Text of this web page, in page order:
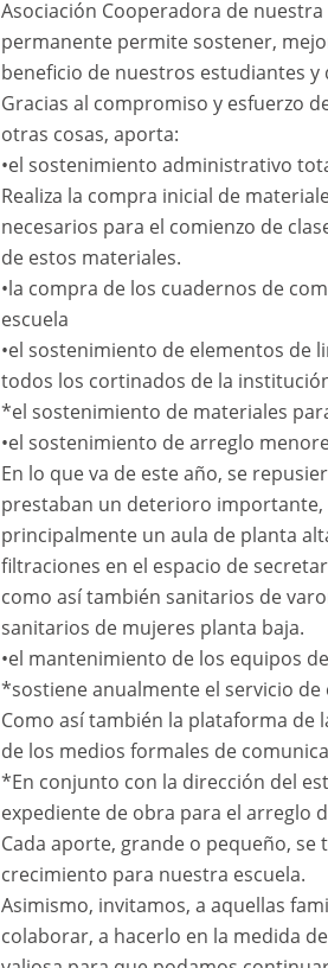
Asociación Cooperadora de
permanente permite sostener,
beneficio de nuestros estudiantes
Gracias al compromiso y esfuerzo
otras cosas, aporta:
•el sostenimiento administrativo
Realiza la compra inicial de
necesarios para el comienzo de
de estos materiales.
•la compra de los cuadernos de
escuela
•el sostenimiento de elementos de
todos los cortinados de la
*el sostenimiento de materiales
•el sostenimiento de arreglo
En lo que va de este año, se
prestaban un deterioro importante,
principalmente un aula de planta
filtraciones en el espacio de
como así también sanitarios de
sanitarios de mujeres planta baja.
•el mantenimiento de los equipos
*sostiene anualmente el servicio
Como así también la plataforma de
de los medios formales de
*En conjunto con la dirección del
expediente de obra para el arreglo
Cada aporte, grande o pequeño,
crecimiento para nuestra escuela.
Asimismo, invitamos, a aquellas
colaborar, a hacerlo en la medida